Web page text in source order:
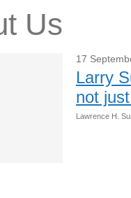
Us
17
Larry
not
Lawrence H.